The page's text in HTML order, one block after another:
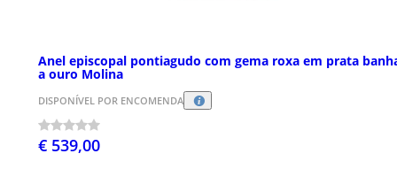
Anel episcopal pontiagudo com gema roxa em prata
a ouro Molina
DISPONÍVEL POR ENCOMENDA
€ 539,00